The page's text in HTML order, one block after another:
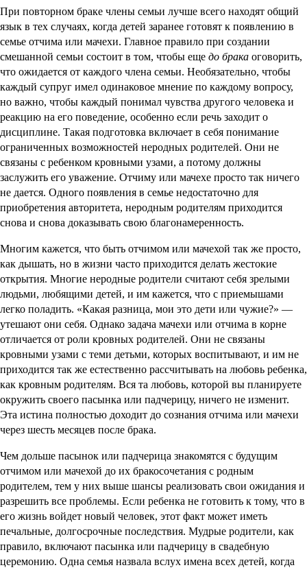
При повторном браке члены семьи лучше всего находят общий
язык в тех случаях, когда детей заранее готовят к появлению в
семье отчима или мачехи. Главное правило при создании
смешанной семьи состоит в том, чтобы еще до брака оговорить,
что ожидается от каждого члена семьи. Необязательно, чтобы
каждый супруг имел одинаковое мнение по каждому вопросу,
но важно, чтобы каждый понимал чувства другого человека и
реакцию на его поведение, особенно если речь заходит о
дисциплине. Такая подготовка включает в себя понимание
ограниченных возможностей неродных родителей. Они не
связаны с ребенком кровными узами, а потому должны
заслужить его уважение. Отчиму или мачехе просто так ничего
не дается. Одного появления в семье недостаточно для
приобретения авторитета, неродным родителям приходится
снова и снова доказывать свою благонамеренность.
Многим кажется, что быть отчимом или мачехой так же просто,
как дышать, но в жизни часто приходится делать жестокие
открытия. Многие неродные родители считают себя зрелыми
людьми, любящими детей, и им кажется, что с приемышами
легко поладить. «Какая разница, мои это дети или чужие?» —
утешают они себя. Однако задача мачехи или отчима в корне
отличается от роли кровных родителей. Они не связаны
кровными узами с теми детьми, которых воспитывают, и им не
приходится так же естественно рассчитывать на любовь ребенка,
как кровным родителям. Вся та любовь, которой вы планируете
окружить своего пасынка или падчерицу, ничего не изменит.
Эта истина полностью доходит до сознания отчима или мачехи
через шесть месяцев после брака.
Чем дольше пасынок или падчерица знакомятся с будущим
отчимом или мачехой до их бракосочетания с родным
родителем, тем у них выше шансы реализовать свои ожидания и
разрешить все проблемы. Если ребенка не готовить к тому, что в
его жизнь войдет новый человек, этот факт может иметь
печальные, долгосрочные последствия. Мудрые родители, как
правило, включают пасынка или падчерицу в свадебную
церемонию. Одна семья назвала вслух имена всех детей, когда